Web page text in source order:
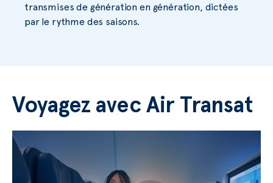
transmises de génération en génération, dictées
par le rythme des saisons.
Voyagez avec Air Transat